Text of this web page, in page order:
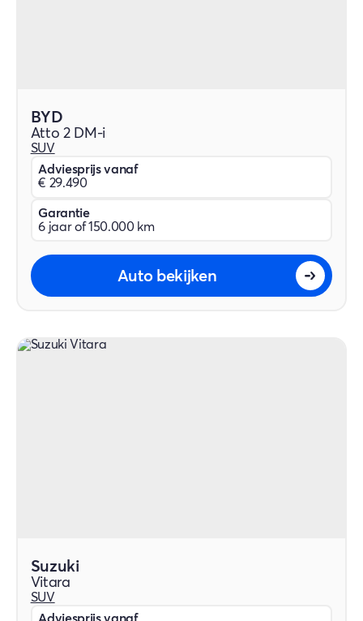
BYD
Atto 2 DM-i
SUV
Adviesprijs vanaf
€ 29.490
Garantie
6 jaar of 150.000 km
Auto bekijken
Suzuki
Vitara
SUV